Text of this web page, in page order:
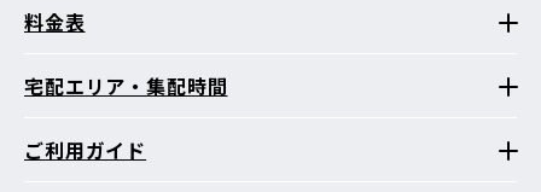
料金表
宅配エリア・集配時間
ご利用ガイド